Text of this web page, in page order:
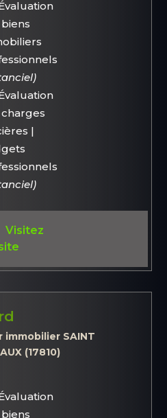
|
Visitez
immobilier SAINT
(17810)